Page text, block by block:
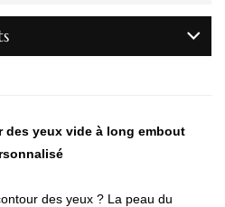
des yeux vide à long embout
des yeux ? La peau du